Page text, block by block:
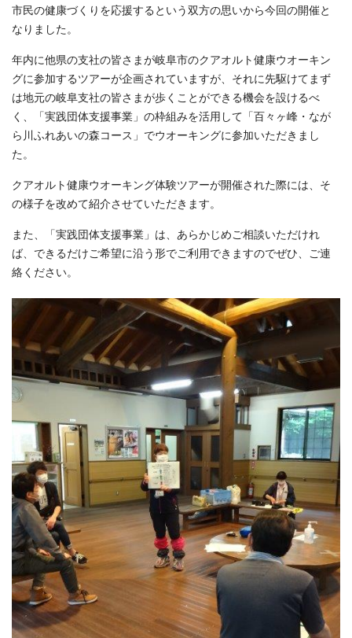
市民の健康づくりを応援するという双方の思いから今回の開催と
なりました。
年内に他県の支社の皆さまが岐阜市のクアオルト健康ウオーキン
グに参加するツアーが企画されていますが、それに先駆けてまず
は地元の岐阜支社の皆さまが歩くことができる機会を設けるべ
く、「実践団体支援事業」の枠組みを活用して「百々ヶ峰・なが
ら川ふれあいの森コース」でウオーキングに参加いただきまし
た。
クアオルト健康ウオーキング体験ツアーが開催された際には、そ
の様子を改めて紹介させていただきます。
また、「実践団体支援事業」は、あらかじめご相談いただけれ
ば、できるだけご希望に沿う形でご利用できますのでぜひ、ご連
絡ください。